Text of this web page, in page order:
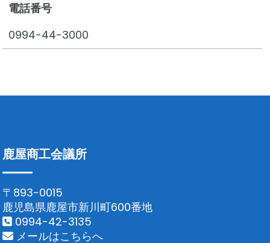
電話番号
0994-44-3000
鹿屋商工会議所
〒893-0015
鹿児島県鹿屋市新川町600番地
0994-42-3135
メールはこちらへ